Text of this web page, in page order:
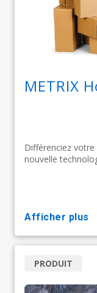
METRIX
Différenciez votre
nouvelle
afficher plus
PRODUIT